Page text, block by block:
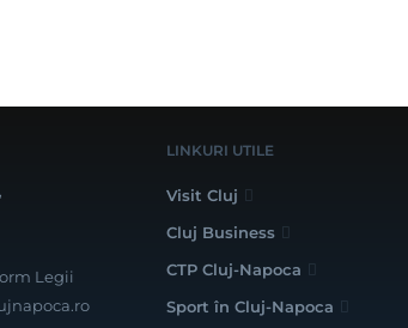
Legii
LINKURI UTILE
Visit Cluj
Cluj Business
CTP Cluj-Napoca
Sport în Cluj-Napoca